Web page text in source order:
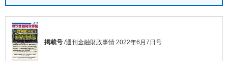
掲載号 /週刊金融財政事情 2022年6月7日号